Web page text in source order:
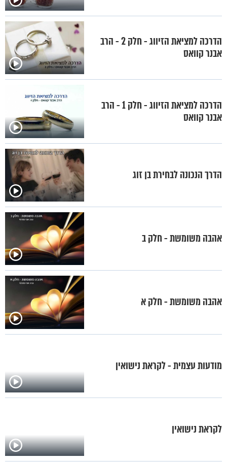
הדרכה למציאת הזיווג - חלק 2 - הרב
אבנר קוואס
הדרכה למציאת הזיווג - חלק 1 - הרב
אבנר קוואס
הדרך הנכונה לבחירת בן זוג
אהבה משומשת - חלק ב
אהבה משומשת - חלק א
מודעות עצמית - לקראת נישואין
לקראת נישואין